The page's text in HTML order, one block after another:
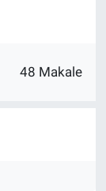
48 Makale